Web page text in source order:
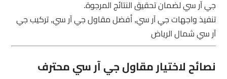
جي آر سي لضمان تحقيق النتائج المرجوة.
تنفيذ واجهات جي آر سي, أفضل مقاول جي آر سي, تركيب جي
آر سي شمال الرياض
نصائح لاختيار مقاول جي آر سي محترف